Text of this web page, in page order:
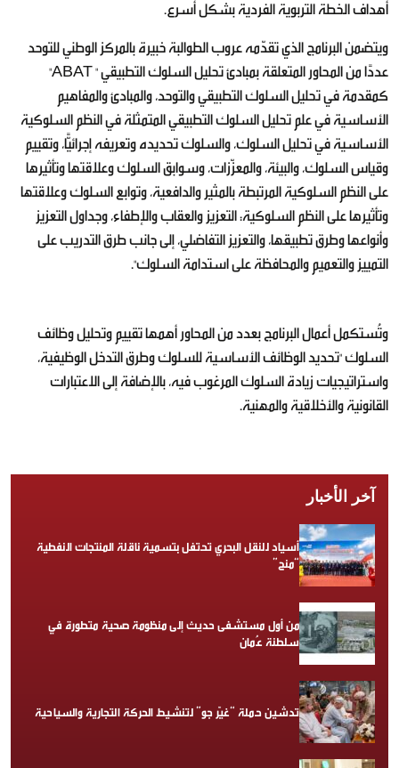
أهداف الخطة التربوية الفردية بشكل أسرع.
ويتضمن البرنامج الذي تقدّمه عروب الطوالبة خبيرة بالمركز الوطني للتوحد
عددًا من المحاور المتعلقة بمبادئ تحليل السلوك التطبيقي " ABAT"
كمقدمة في تحليل السلوك التطبيقي والتوحد، والمبادئ والمفاهيم
الأساسية في علم تحليل السلوك التطبيقي المتمثلة في النظم السلوكية
الأساسية في تحليل السلوك، والسلوك تحديده وتعريفه إجرائيًّا، وتقييم
وقياس السلوك، والبيئة، والمعزّزات، وسوابق السلوك وعلاقتها وتأثيرها
على النظم السلوكية المرتبطة بالمثير والدافعية، وتوابع السلوك وعلاقتها
وتأثيرها على النظم السلوكية: التعزيز والعقاب والإطفاء، وجداول التعزيز
وأنواعها وطرق تطبيقها، والتعزيز التفاضلي، إلى جانب طرق التدريب على
التمييز والتعميم والمحافظة على استدامة السلوك".
وتُستكمل أعمال البرنامج بعدد من المحاور أهمها تقييم وتحليل وظائف
السلوك "تحديد الوظائف الأساسية للسلوك وطرق التدخل الوظيفية،
واستراتيجيات زيادة السلوك المرغوب فيه، بالإضافة إلى الاعتبارات
القانونية والأخلاقية والمهنية.
آخر الأخبار
أسياد للنقل البحري تحتفل بتسمية ناقلة المنتجات النفطية
“منح”
من أول مستشفى حديث إلى منظومة صحية متطورة في
سلطنة عُمان
تدشين حملة “غيّر جو” لتنشيط الحركة التجارية والسياحية